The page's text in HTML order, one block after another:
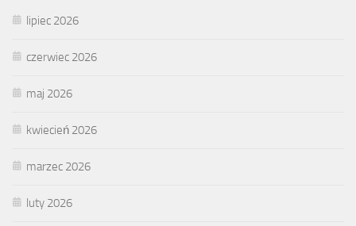
lipiec 2026
czerwiec 2026
maj 2026
kwiecień 2026
marzec 2026
luty 2026